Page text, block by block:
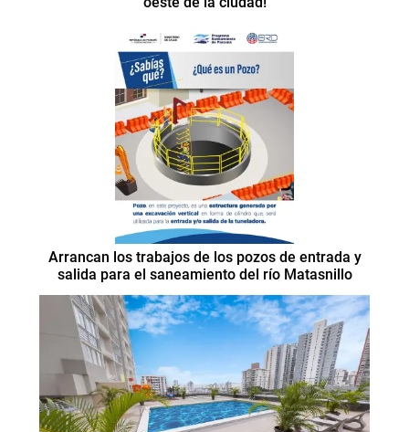
Arrancan los trabajos de los pozos de entrada y
salida para el saneamiento del río Matasnillo